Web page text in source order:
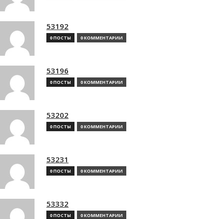
53192
0 ПОСТЫ 0 КОММЕНТАРИИ
53196
0 ПОСТЫ 0 КОММЕНТАРИИ
53202
0 ПОСТЫ 0 КОММЕНТАРИИ
53231
0 ПОСТЫ 0 КОММЕНТАРИИ
53332
0 ПОСТЫ 0 КОММЕНТАРИИ